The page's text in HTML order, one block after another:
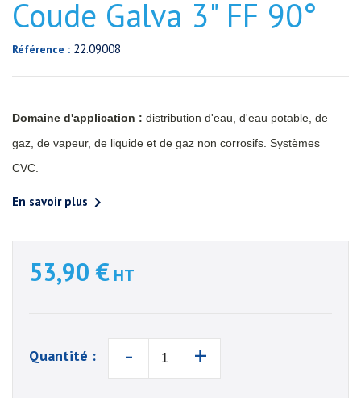
Coude Galva 3" FF 90°
Référence : 22.09008
Domaine d'application : distribution d'eau, d'eau potable, de
gaz, de vapeur, de liquide et de gaz non corrosifs. Systèmes
CVC.
En savoir plus 
53,90 € HT
Quantité : - +